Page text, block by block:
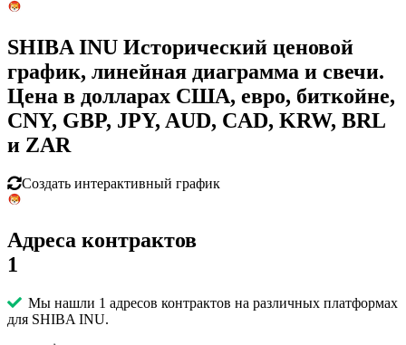
SHIBA INU Исторический ценовой
график, линейная диаграмма и свечи.
Цена в долларах США, евро, биткойне,
CNY, GBP, JPY, AUD, CAD, KRW, BRL
и ZAR
Создать интерактивный график
Адреса контрактов
1
Мы нашли 1 адресов контрактов на различных платформах
для SHIBA INU.